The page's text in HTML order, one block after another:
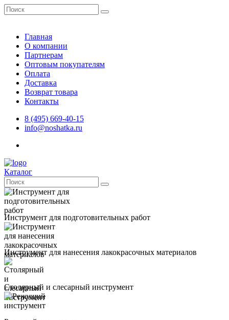
Главная
О компании
Партнерам
Оптовым покупателям
Оплата
Доставка
Возврат товара
Контакты
8 (495) 669-40-15
info@noshatka.ru
Каталог
Инструмент для подготовительных работ
Инструмент для нанесения лакокрасочных материалов
Столярный и слесарный инструмент